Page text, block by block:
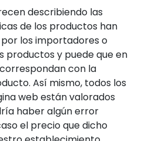
describiendo las
de los productos han
los importadores o
productos y puede que en
con la
Así mismo, todos los
web están valorados
haber algún error
el precio que dicho